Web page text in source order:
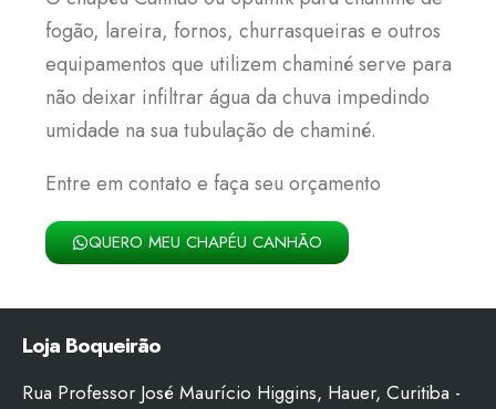
fogão, lareira, fornos, churrasqueiras e outros
equipamentos que utilizem chaminé serve para
não deixar infiltrar água da chuva impedindo
umidade na sua tubulação de chaminé.
Entre em contato e faça seu orçamento
QUERO MEU CHAPÉU CANHÃO
Loja Boqueirão
Rua Professor José Maurício Higgins, Hauer, Curitiba -